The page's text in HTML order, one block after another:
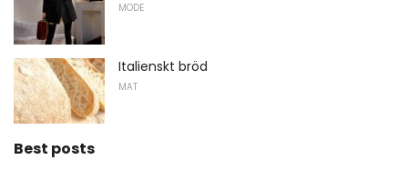
MODE
Italienskt bröd
MAT
Best posts